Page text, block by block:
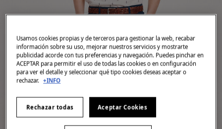
Usamos cookies propias y de terceros para gestionar la web, recabar
información sobre su uso, mejorar nuestros servicios y mostrarte
publicidad acorde con tus preferencias y navegación. Puedes pinchar en
ACEPTAR para permitir el uso de todas las cookies o en configuración
para ver el detalle y seleccionar qué tipo cookies deseas aceptar o
rechazar. +INFO
Rechazar todas Aceptar Cookies